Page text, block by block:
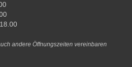
andere Öffnungszeiten vereinbaren